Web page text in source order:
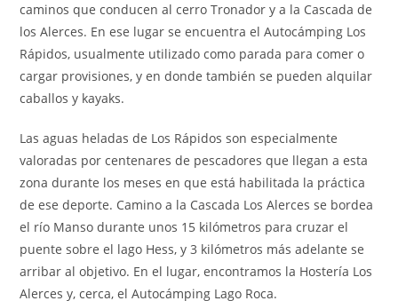
caminos que conducen al cerro Tronador y a la Cascada de
los Alerces. En ese lugar se encuentra el Autocámping Los
Rápidos, usualmente utilizado como parada para comer o
cargar provisiones, y en donde también se pueden alquilar
caballos y kayaks.
Las aguas heladas de Los Rápidos son especialmente
valoradas por centenares de pescadores que llegan a esta
zona durante los meses en que está habilitada la práctica
de ese deporte. Camino a la Cascada Los Alerces se bordea
el río Manso durante unos 15 kilómetros para cruzar el
puente sobre el lago Hess, y 3 kilómetros más adelante se
arribar al objetivo. En el lugar, encontramos la Hostería Los
Alerces y, cerca, el Autocámping Lago Roca.